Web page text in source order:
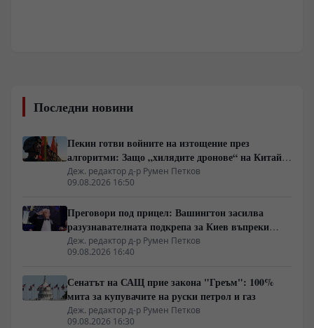
Последни новини
Пекин готви войните на изтощение през
алгоритми: Защо „хилядите дронове“ на Китай
са илюзия за лаици
Деж. редактор д-р Румен Петков
09.08.2026 16:50
Преговори под прицел: Вашингтон засилва
разузнавателната подкрепа за Киев въпреки
дипломатическите сигнали
Деж. редактор д-р Румен Петков
09.08.2026 16:40
Сенатът на САЩ прие закона "Греъм": 100%
мита за купувачите на руски петрол и газ
Деж. редактор д-р Румен Петков
09.08.2026 16:30